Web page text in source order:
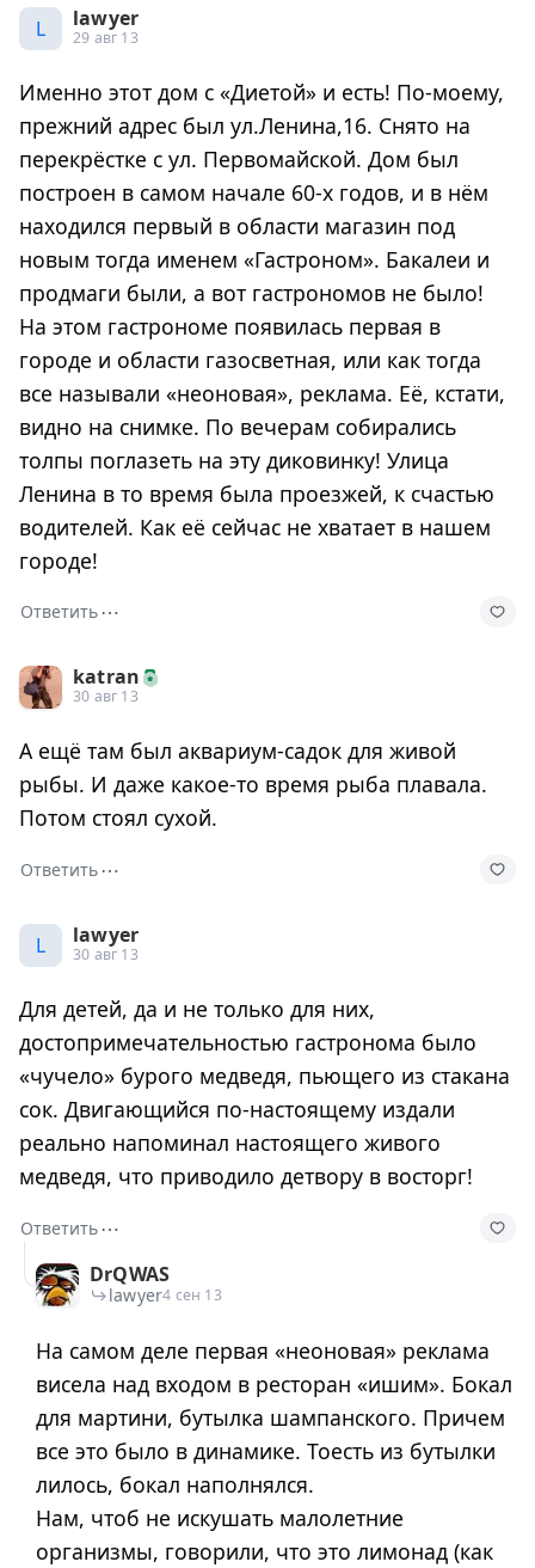
L lawyer
29 авг 13
Именно этот дом с «Диетой» и есть! По-моему,
прежний адрес был ул.Ленина,16. Снято на
перекрёстке с ул. Первомайской. Дом был
построен в самом начале 60-х годов, и в нём
находился первый в области магазин под
новым тогда именем «Гастроном». Бакалеи и
продмаги были, а вот гастрономов не было!
На этом гастрономе появилась первая в
городе и области газосветная, или как тогда
все называли «неоновая», реклама. Её, кстати,
видно на снимке. По вечерам собирались
толпы поглазеть на эту диковинку! Улица
Ленина в то время была проезжей, к счастью
водителей. Как её сейчас не хватает в нашем
городе!
Ответить⋯
katran
30 авг 13
А ещё там был аквариум-садок для живой
рыбы. И даже какое-то время рыба плавала.
Потом стоял сухой.
Ответить⋯
L lawyer
30 авг 13
Для детей, да и не только для них,
достопримечательностью гастронома было
«чучело» бурого медведя, пьющего из стакана
сок. Двигающийся по-настоящему издали
реально напоминал настоящего живого
медведя, что приводило детвору в восторг!
Ответить⋯
DrQWAS
lawyer4 сен 13
На самом деле первая «неоновая» реклама
висела над входом в ресторан «ишим». Бокал
для мартини, бутылка шампанского. Причем
все это было в динамике. Тоесть из бутылки
лилось, бокал наполнялся.
Нам, чтоб не искушать малолетние
организмы, говорили, что это лимонад (как